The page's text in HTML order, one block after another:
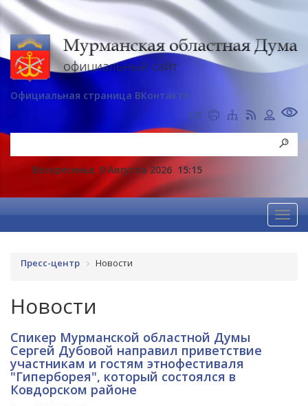
Официальная страница ВКонтакте
Воскресенье, 9 Августа 2026 15:15
Пресс-центр Новости
Новости
Спикер Мурманской областной Думы
Сергей Дубовой направил приветствие
участникам и гостям этнофестиваля
"Гиперборея", который состоялся в
Ковдорском районе